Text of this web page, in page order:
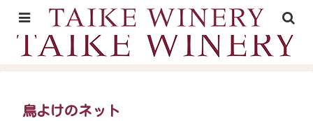
山形村の里山時間が育むワイン
鳥よけのネット